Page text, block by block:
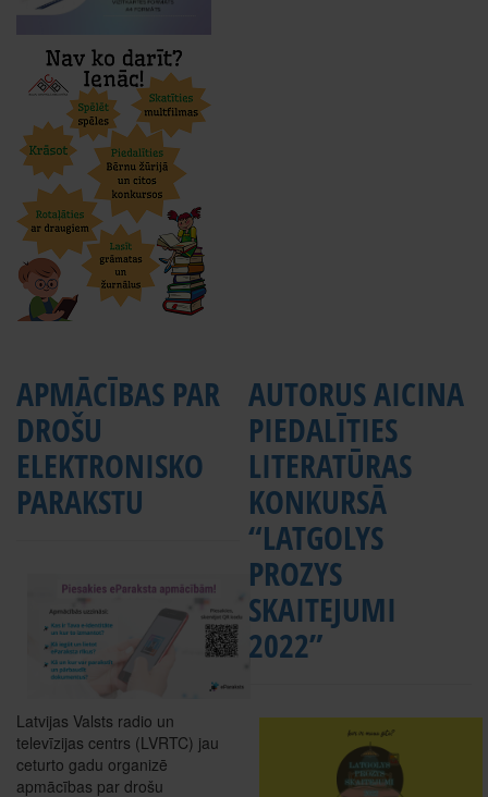
APMĀCĪBAS PAR
DROŠU
ELEKTRONISKO
PARAKSTU
Latvijas Valsts radio un
televīzijas centrs (LVRTC) jau
ceturto gadu organizē
apmācības par drošu
AUTORUS AICINA
PIEDALĪTIES
LITERATŪRAS
KONKURSĀ
“LATGOLYS
PROZYS
SKAITEJUMI
2022”